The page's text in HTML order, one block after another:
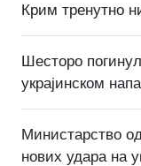
Крим тренутно
Шесторо
украјинском
Министарство
нових удара на